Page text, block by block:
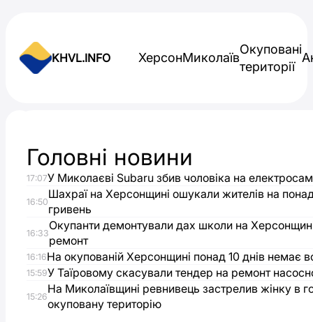
KHVL.INFO ХерсонМиколаїв
Окуповані
території
До
шкіл
лівобережної
Херсонщини
завезли
Головні новини
17:07У Миколаєві Subaru збив чоловіка на
16:50
Шахраї на Херсонщині ошукали жителів на
гривень
16:33
Окупанти демонтували дах школи на
ремонт
16:16На окупованій Херсонщині понад 10 днів немає
15:59У Таїровому скасували тендер на ремонт
15:26
На Миколаївщині ревнивець застрелив жінку в
окуповану територію